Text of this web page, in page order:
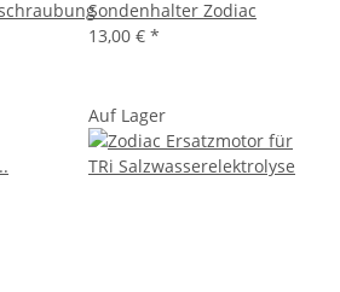
Sondenhalter Zodiac
13,00 € *
Auf Lager